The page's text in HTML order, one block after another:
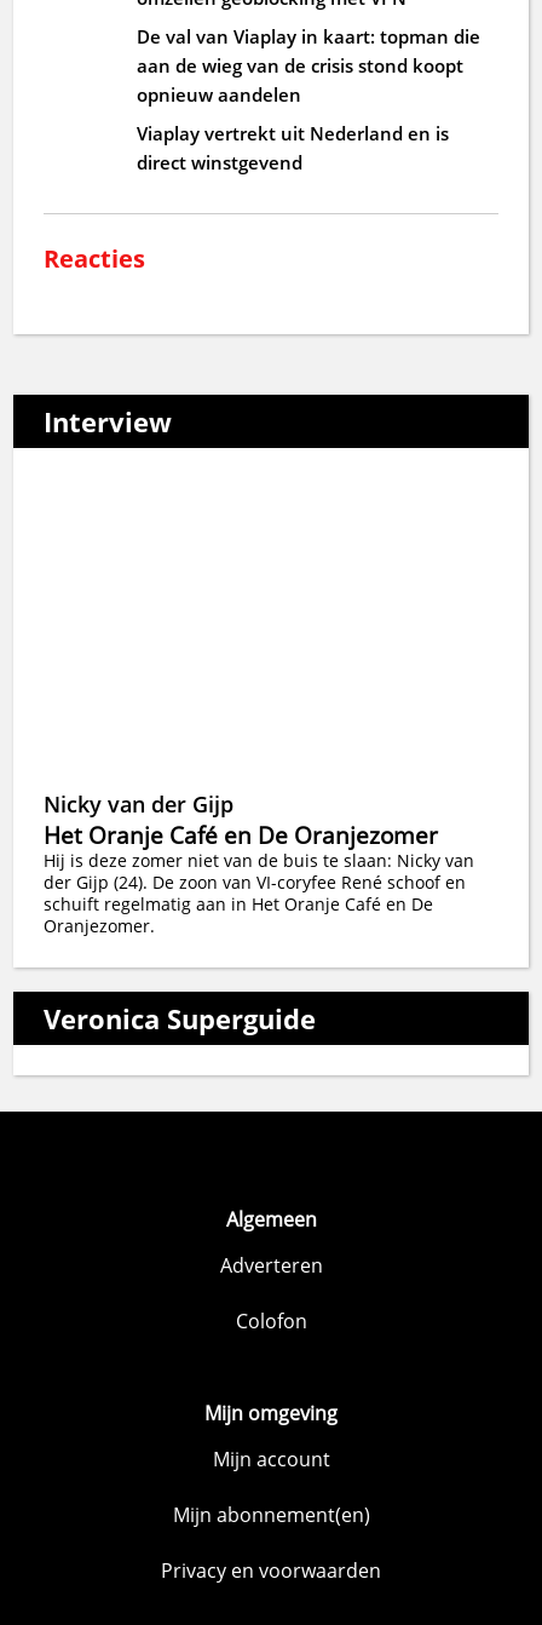
De val van Viaplay in kaart: topman die
aan de wieg van de crisis stond koopt
opnieuw aandelen
Viaplay vertrekt uit Nederland en is
direct winstgevend
Reacties
Interview
Nicky van der Gijp
Het Oranje Café en De Oranjezomer
Hij is deze zomer niet van de buis te slaan: Nicky van
der Gijp (24). De zoon van VI-coryfee René schoof en
schuift regelmatig aan in Het Oranje Café en De
Oranjezomer.
Veronica Superguide
Algemeen
Adverteren
Colofon
Mijn omgeving
Mijn account
Mijn abonnement(en)
Privacy en voorwaarden